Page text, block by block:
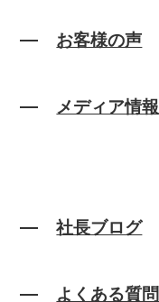
お客様の声
メディア情報
社長ブログ
よくある質問